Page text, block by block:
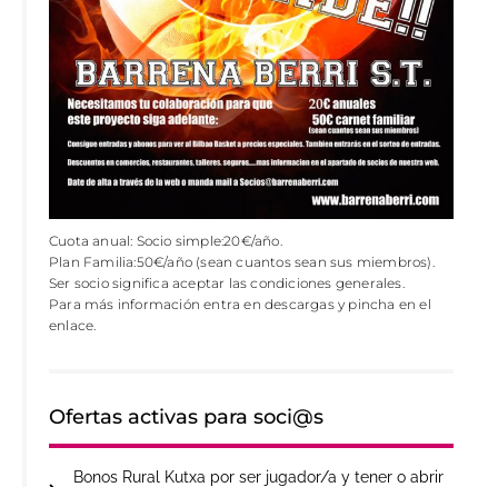
Cuota anual: Socio simple:20€/año.
Plan Familia:50€/año (sean cuantos sean sus miembros).
Ser socio significa aceptar las condiciones generales.
Para más información entra en descargas y pincha en el
enlace.
Ofertas activas para soci@s
Bonos Rural Kutxa por ser jugador/a y tener o abrir